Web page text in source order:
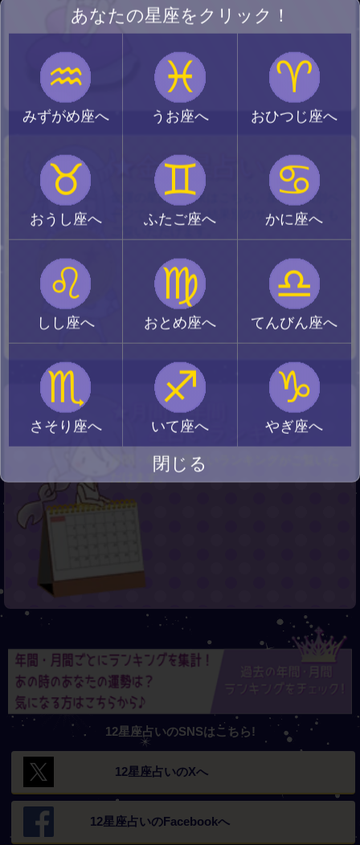
あなたの星座をクリック！
♒
みずがめ座へ
♓
うお座へ
♈
おひつじ座へ
♉
おうし座へ
♊
ふたご座へ
♋
かに座へ
♌
しし座へ
♍
おとめ座へ
♎
てんびん座へ
♏
さそり座へ
♐
いて座へ
♑
やぎ座へ
閉じる
★金運星占い
金運の星占い結果はこちら。星座の個別ペ
ージではグラフや結果別のサイトリストも
ご覧いただけます。
★月間・年間
星占いランキング
月間・年間の星占いランキングがご覧いた
だけます。
12星座占いのSNSはこちら!
12星座占いのXへ
12星座占いのFacebookへ